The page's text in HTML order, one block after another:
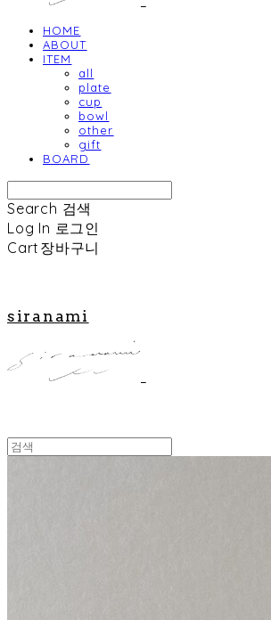
HOME
ABOUT
ITEM
all
plate
cup
bowl
other
gift
BOARD
Search 검색
Log In 로그인
Cart 장바구니
siranami